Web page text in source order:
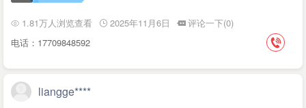
1.81万人浏览查看 2025年11月6日
评论一下(0)
电话：17709848592
liangge****